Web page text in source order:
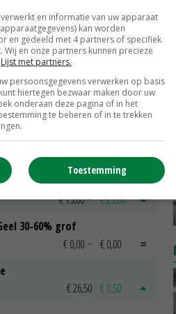
telt mee bij
59
€ 12,00 € 0,00
Be
€ 15,00~ € 23,00
30-60% grof
€ 0,00 ~ € 0,00
€ 26,50 € 0,50
en informatie van uw apparaat
kan worden
en gedeeld met 4 partners of specifiek
en onze partners kunnen precieze
Lijst met partners.
persoonsgegevens verwerken op basis
hiertegen bezwaar maken door uw
onderaan deze pagina of in het
te beheren of in te trekken
Toestemming